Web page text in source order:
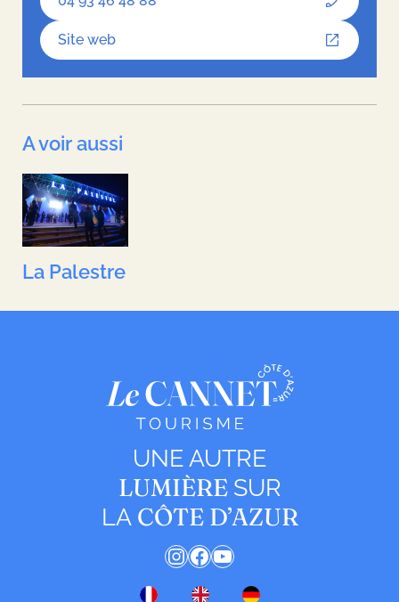
Site web
A voir aussi
La Palestre
UNE AUTRE
LUMIÈRE SUR
LA CÔTE D’AZUR
Instagram
Facebook
YouTube